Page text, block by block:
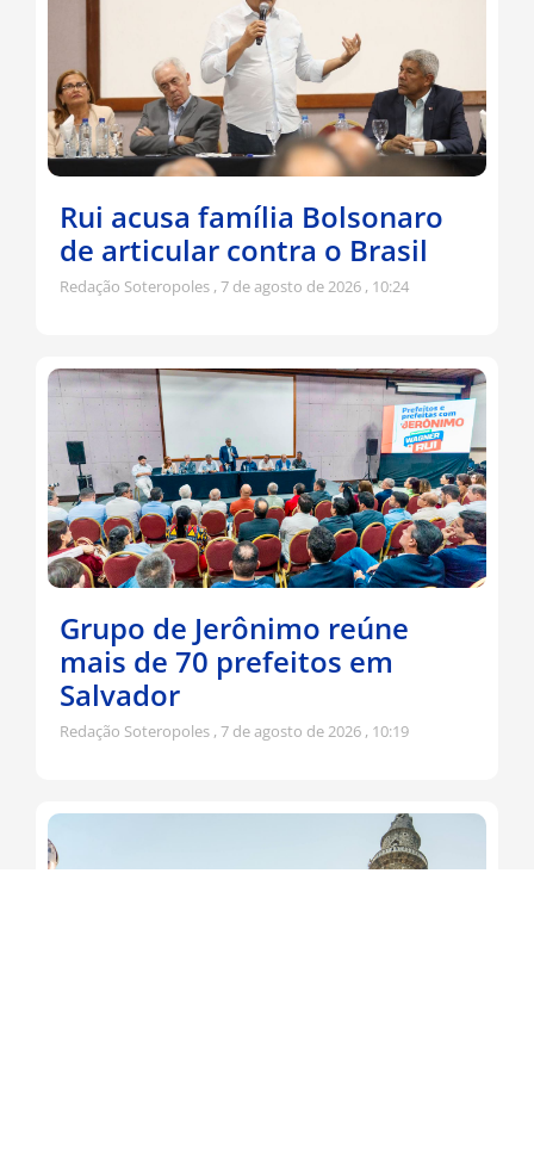
Rui acusa família Bolsonaro
de articular contra o Brasil
Redação Soteropoles 7 de agosto de 2026 10:24
Grupo de Jerônimo reúne
mais de 70 prefeitos em
Salvador
Redação Soteropoles 7 de agosto de 2026 10:19